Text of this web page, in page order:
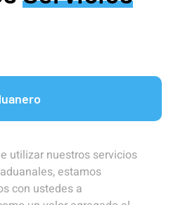
utilizar nuestros servicios
estamos
con ustedes a